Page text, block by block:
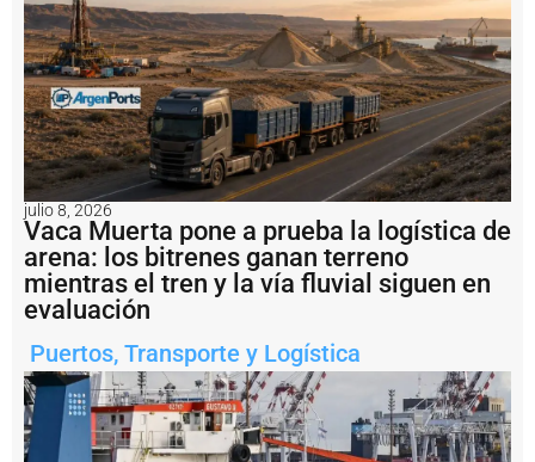
ti
n
a
i
m
p
u
s
o
u
n
a
m
u
lt
a
d
e
U
S
julio 8, 2026
Vaca Muerta pone a prueba la logística de
arena: los bitrenes ganan terreno
mientras el tren y la vía fluvial siguen en
evaluación
Puertos, Transporte y Logística